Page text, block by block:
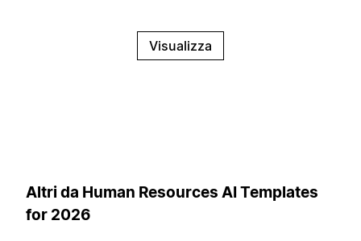
Visualizza
Altri da Human Resources AI Templates
for 2026